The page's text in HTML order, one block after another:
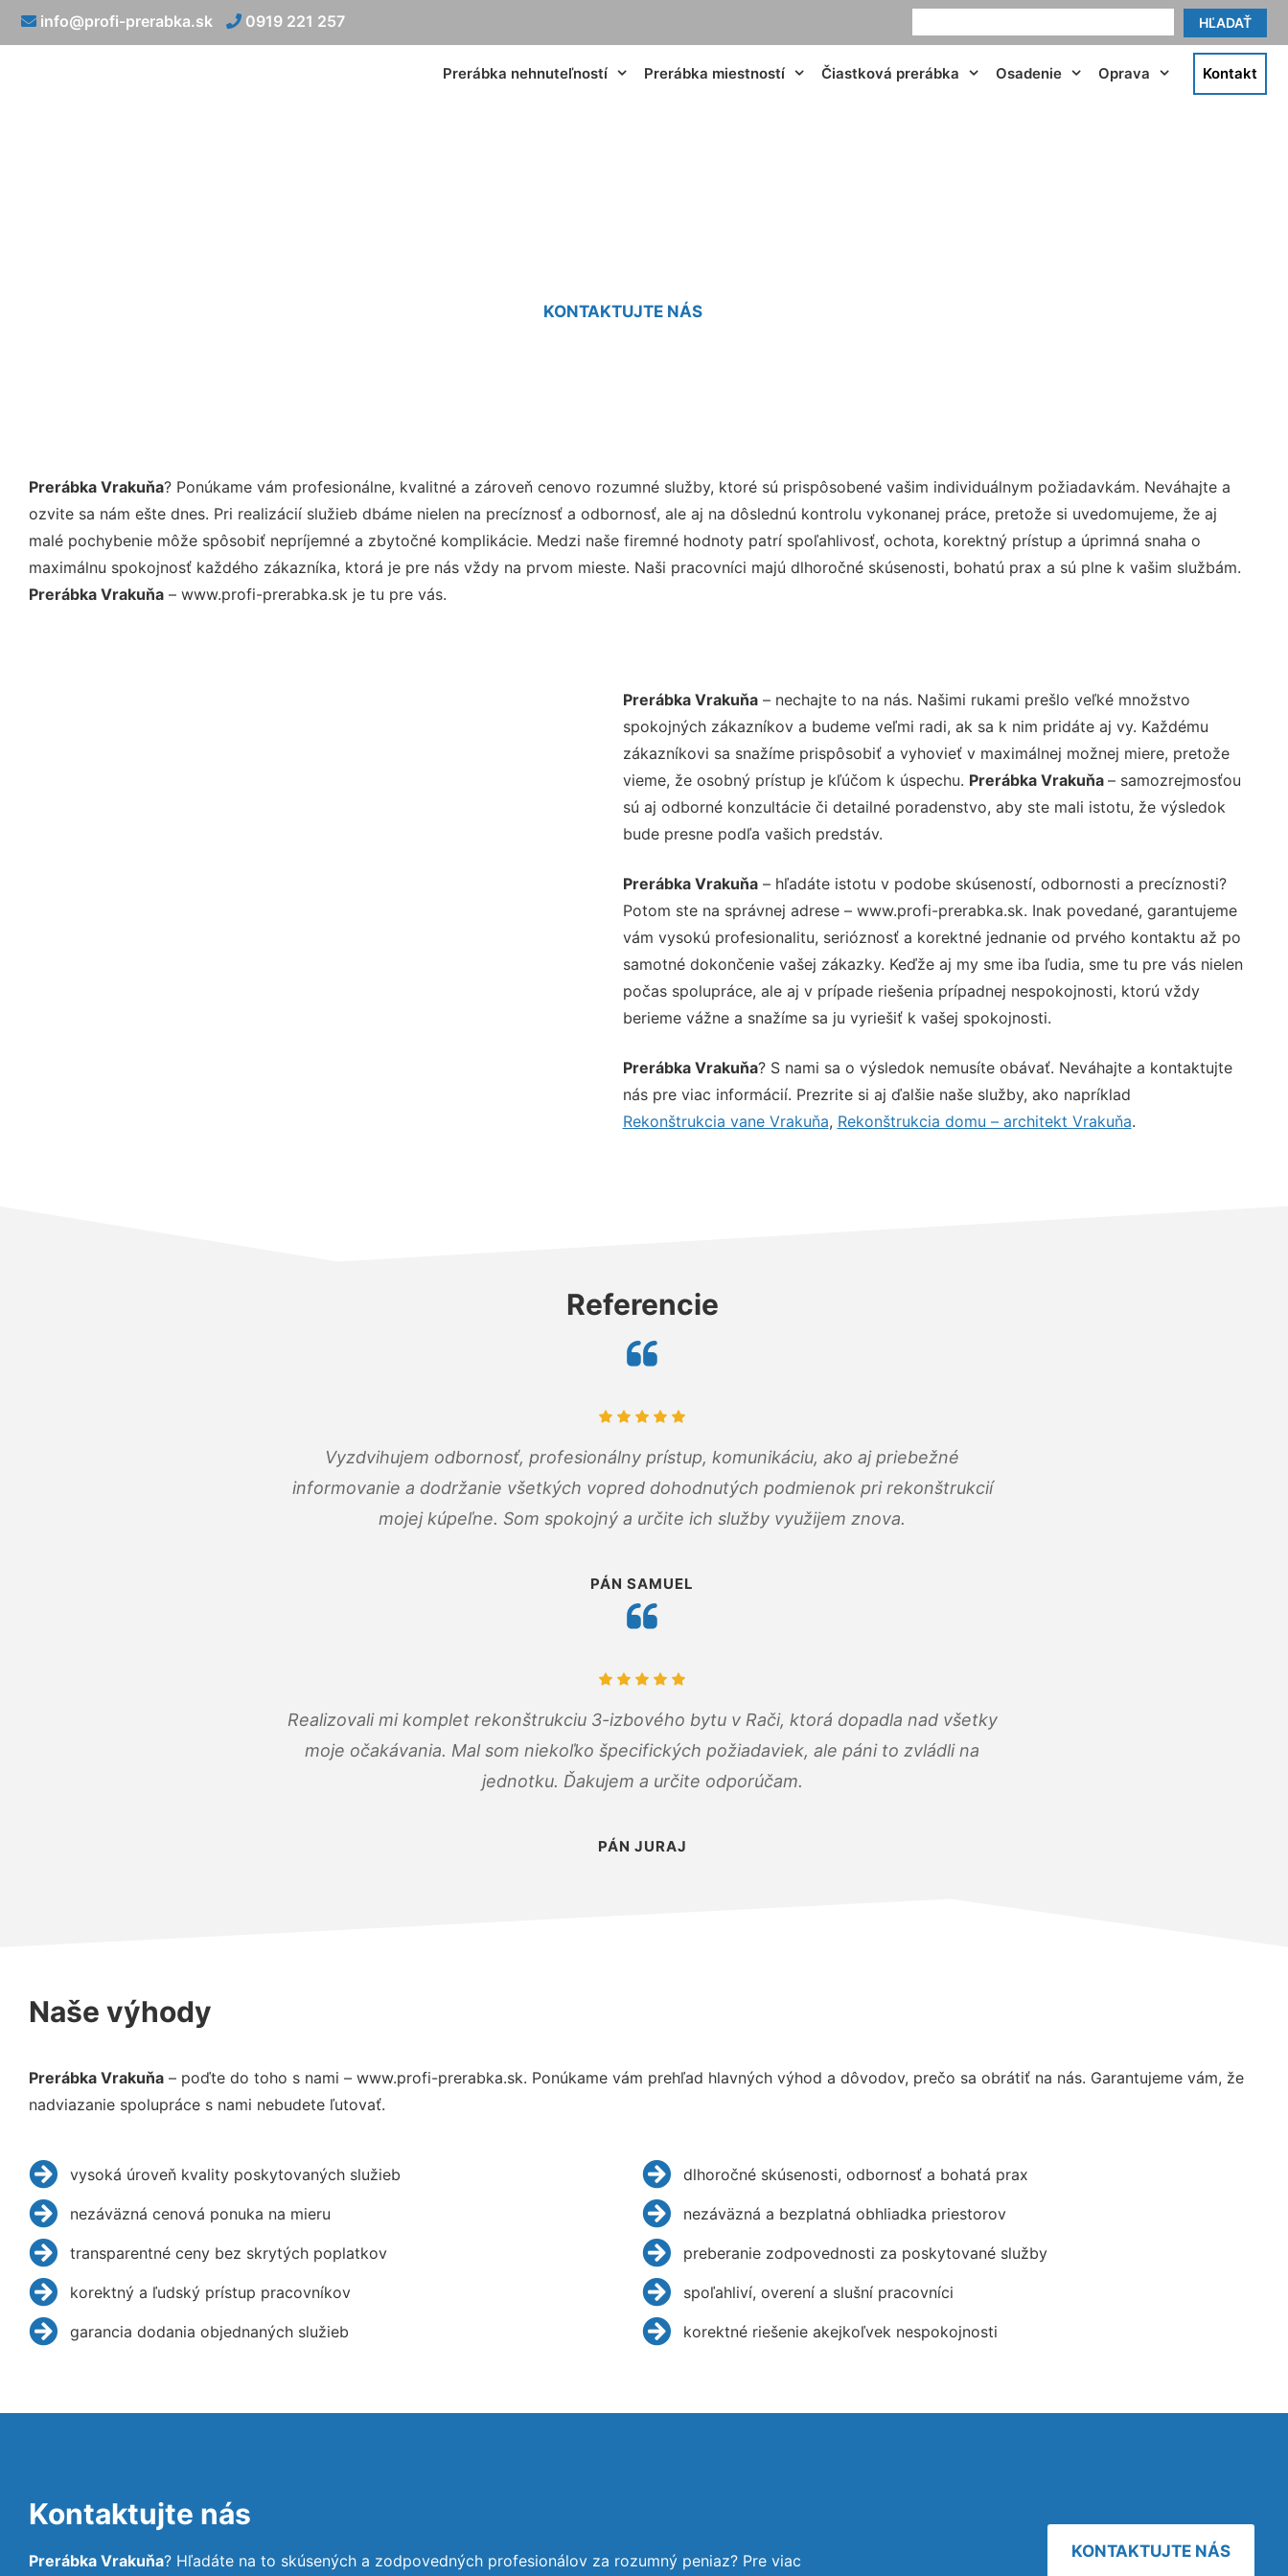
HĽADAŤ
info@profi-prerabka.sk 0919 221 257
Prerábka nehnuteľností Prerábka miestností Čiastková prerábka Osadenie Oprava Kontakt
KONTAKTUJTE NÁS
Prerábka Vrakuňa? Ponúkame vám profesionálne, kvalitné a zároveň cenovo rozumné služby, ktoré sú prispôsobené vašim individuálnym požiadavkám. Neváhajte a
ozvite sa nám ešte dnes. Pri realizácií služieb dbáme nielen na precíznosť a odbornosť, ale aj na dôslednú kontrolu vykonanej práce, pretože si uvedomujeme, že aj
malé pochybenie môže spôsobiť nepríjemné a zbytočné komplikácie. Medzi naše firemné hodnoty patrí spoľahlivosť, ochota, korektný prístup a úprimná snaha o
maximálnu spokojnosť každého zákazníka, ktorá je pre nás vždy na prvom mieste. Naši pracovníci majú dlhoročné skúsenosti, bohatú prax a sú plne k vašim službám.
Prerábka Vrakuňa – www.profi-prerabka.sk je tu pre vás.
Prerábka Vrakuňa– nechajte to na nás. Našimi rukami prešlo veľké množstvo
spokojných zákazníkov a budeme veľmi radi, ak sa k nim pridáte aj vy. Každému
zákazníkovi sa snažíme prispôsobiť a vyhovieť v maximálnej možnej miere, pretože
vieme, že osobný prístup je kľúčom k úspechu. Prerábka Vrakuňa – samozrejmosťou
sú aj odborné konzultácie či detailné poradenstvo, aby ste mali istotu, že výsledok
bude presne podľa vašich predstáv.
Prerábka Vrakuňa– hľadáte istotu v podobe skúseností, odbornosti a precíznosti?
Potom ste na správnej adrese – www.profi-prerabka.sk. Inak povedané, garantujeme
vám vysokú profesionalitu, serióznosť a korektné jednanie od prvého kontaktu až po
samotné dokončenie vašej zákazky. Keďže aj my sme iba ľudia, sme tu pre vás nielen
počas spolupráce, ale aj v prípade riešenia prípadnej nespokojnosti, ktorú vždy
berieme vážne a snažíme sa ju vyriešiť k vašej spokojnosti.
Prerábka Vrakuňa? S nami sa o výsledok nemusíte obávať. Neváhajte a kontaktujte
nás pre viac informácií. Prezrite si aj ďalšie naše služby, ako napríklad
Rekonštrukcia vane Vrakuňa, Rekonštrukcia domu – architekt Vrakuňa.
Referencie
Vyzdvihujem odbornosť, profesionálny prístup, komunikáciu, ako aj priebežné
informovanie a dodržanie všetkých vopred dohodnutých podmienok pri rekonštrukcií
mojej kúpeľne. Som spokojný a určite ich služby využijem znova.
PÁN SAMUEL
Realizovali mi komplet rekonštrukciu 3-izbového bytu v Rači, ktorá dopadla nad všetky
moje očakávania. Mal som niekoľko špecifických požiadaviek, ale páni to zvládli na
jednotku. Ďakujem a určite odporúčam.
PÁN JURAJ
Naše výhody
Prerábka Vrakuňa – poďte do toho s nami – www.profi-prerabka.sk. Ponúkame vám prehľad hlavných výhod a dôvodov, prečo sa obrátiť na nás. Garantujeme vám, že
nadviazanie spolupráce s nami nebudete ľutovať.
vysoká úroveň kvality poskytovaných služieb
nezáväzná cenová ponuka na mieru
transparentné ceny bez skrytých poplatkov
korektný a ľudský prístup pracovníkov
garancia dodania objednaných služieb
dlhoročné skúsenosti, odbornosť a bohatá prax
nezáväzná a bezplatná obhliadka priestorov
preberanie zodpovednosti za poskytované služby
spoľahliví, overení a slušní pracovníci
korektné riešenie akejkoľvek nespokojnosti
Kontaktujte nás
Prerábka Vrakuňa? Hľadáte na to skúsených a zodpovedných profesionálov za rozumný peniaz? Pre viac KONTAKTUJTE NÁS